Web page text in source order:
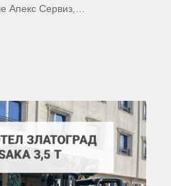
Апекс Сервиз,…